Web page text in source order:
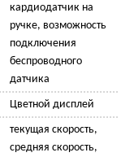
кардиодатчик на
ручке, возможность
подключения
беспроводного
датчика
Цветной дисплей
текущая скорость,
средняя скорость,